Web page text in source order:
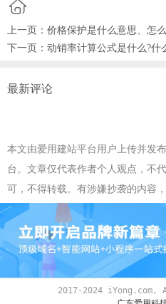
上一页： 价格保护是什么意思、怎
下一页： 动销率计算公式是什么?什
最新评论
本文由爱用建站平台用户上传并发
台。文章仅代表作者个人观点，不
可，不得转载。有涉嫌抄袭的内容
2017-2024